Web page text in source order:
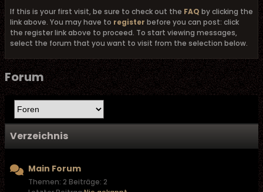
If this is your first visit, be sure to check out the FAQ by clicking the
link above. You may have to register before you can post: click
the register link above to proceed. To start viewing messages,
select the forum that you want to visit from the selection below.
Forum
Verzeichnis
Main Forum
Themen: 2 Beiträge: 2